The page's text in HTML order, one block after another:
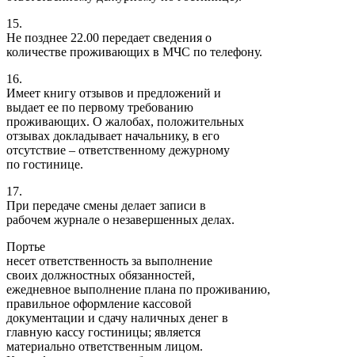
15.
Не позднее 22.00 передает сведения о
количестве проживающих в МЧС по телефону.
16.
Имеет книгу отзывов и предложений и
выдает ее по первому требованию
проживающих. О жалобах, положительных
отзывах докладывает начальнику, в его
отсутствие – ответственному дежурному
по гостинице.
17.
При передаче смены делает записи в
рабочем журнале о незавершенных делах.
Портье
несет ответственность за выполнение
своих должностных обязанностей,
ежедневное выполнение плана по проживанию,
правильное оформление кассовой
документации и сдачу наличных денег в
главную кассу гостиницы; является
материально ответственным лицом.